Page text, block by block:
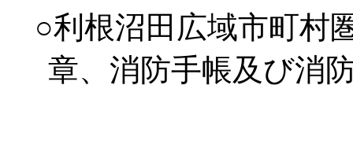
○利根沼田広域市町村
章、消防手帳及び消